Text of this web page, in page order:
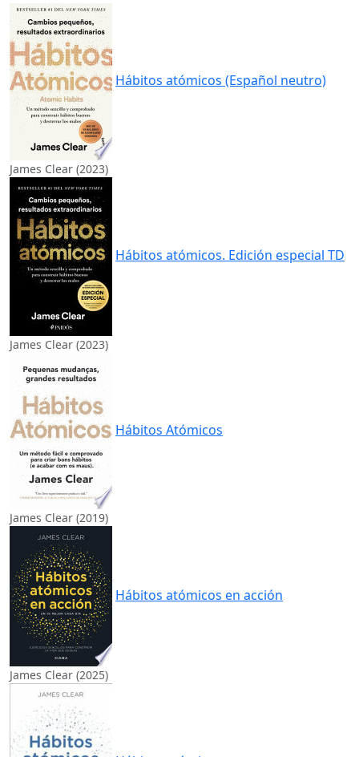
Hábitos atómicos (Español neutro)
James Clear (2023)
Hábitos atómicos. Edición especial TD
James Clear (2023)
Hábitos Atómicos
James Clear (2019)
Hábitos atómicos en acción
James Clear (2025)